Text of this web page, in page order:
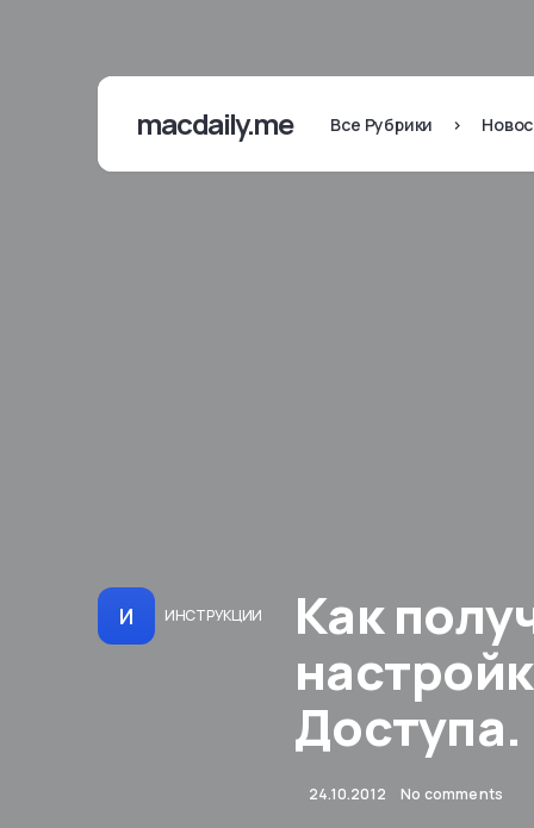
macdaily.me Все Рубрики >
И ИНСТРУКЦИИ
Как
Доступа.
24.10.2012 No comments